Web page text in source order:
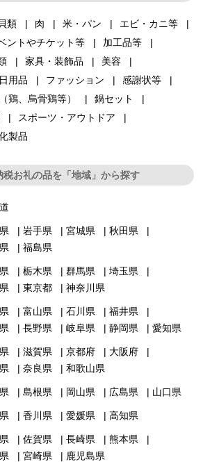
類 肉 米・パン
エビ・カニ等
ントやチケット等
加工品等
家具・装飾品
美容
用品 ファッション
感謝状等
鶏、烏骨鶏等）
鍋セット
スポーツ・アウトドア
製品
税お礼の品を「地域」から探す
岩手県 宮城県
秋田県
福島県
栃木県 群馬県
埼玉県
東京都 神奈川県
富山県 石川県
福井県
長野県 岐阜県 静岡県 愛知県
滋賀県 京都府
大阪府
奈良県 和歌山県
島根県 岡山県 広島県 山口県
香川県 愛媛県 高知県
佐賀県 長崎県
熊本県
宮崎県 鹿児島県